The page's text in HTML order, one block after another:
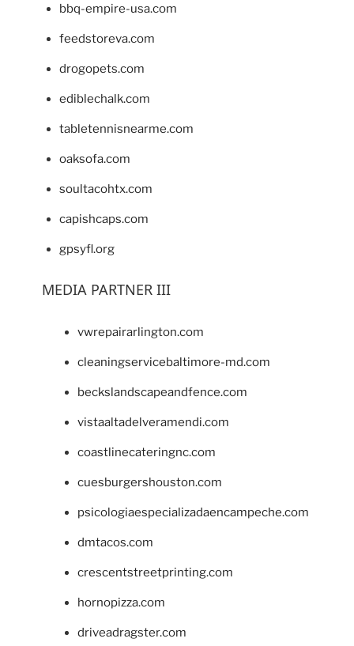
bbq-empire-usa.com
feedstoreva.com
drogopets.com
ediblechalk.com
tabletennisnearme.com
oaksofa.com
soultacohtx.com
capishcaps.com
gpsyfl.org
MEDIA PARTNER III
vwrepairarlington.com
cleaningservicebaltimore-md.com
beckslandscapeandfence.com
vistaaltadelveramendi.com
coastlinecateringnc.com
cuesburgershouston.com
psicologiaespecializadaencampeche.com
dmtacos.com
crescentstreetprinting.com
hornopizza.com
driveadragster.com